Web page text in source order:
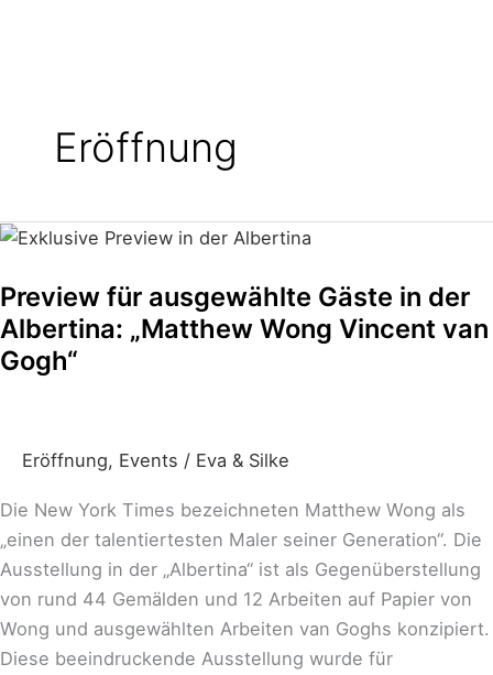
Eröffnung
Preview für ausgewählte Gäste in der
Albertina: „Matthew Wong Vincent van
Gogh“
Eröffnung, Events / Eva & Silke
Die New York Times bezeichneten Matthew Wong als
„einen der talentiertesten Maler seiner Generation“. Die
Ausstellung in der „Albertina“ ist als Gegenüberstellung
von rund 44 Gemälden und 12 Arbeiten auf Papier von
Wong und ausgewählten Arbeiten van Goghs konzipiert.
Diese beeindruckende Ausstellung wurde für
Preview
ausgewählte
Gäste
in
Wong
Vincent
van
Gogh“